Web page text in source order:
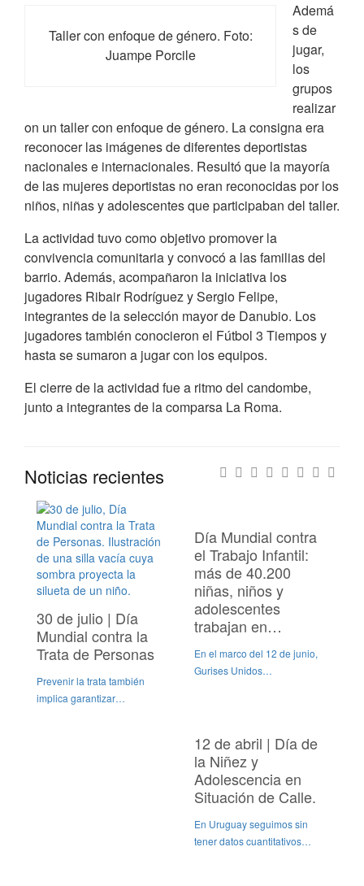
Taller con enfoque de género. Foto:
Juampe Porcile
Ademá
s de
jugar,
los
grupos
realizar
on un taller con enfoque de género. La consigna era
reconocer las imágenes de diferentes deportistas
nacionales e internacionales. Resultó que la mayoría
de las mujeres deportistas no eran reconocidas por los
niños, niñas y adolescentes que participaban del taller.
La actividad tuvo como objetivo promover la
convivencia comunitaria y convocó a las familias del
barrio. Además, acompañaron la iniciativa los
jugadores Ribair Rodríguez y Sergio Felipe,
integrantes de la selección mayor de Danubio. Los
jugadores también conocieron el Fútbol 3 Tiempos y
hasta se sumaron a jugar con los equipos.
El cierre de la actividad fue a ritmo del candombe,
junto a integrantes de la comparsa La Roma.
Noticias recientes
30 de julio | Día
Mundial contra la
Trata de Personas
Prevenir la trata también
implica garantizar…
Día Mundial contra
el Trabajo Infantil:
más de 40.200
niñas, niños y
adolescentes
trabajan en…
En el marco del 12 de junio,
Gurises Unidos…
12 de abril | Día de
la Niñez y
Adolescencia en
Situación de Calle.
En Uruguay seguimos sin
tener datos cuantitativos…